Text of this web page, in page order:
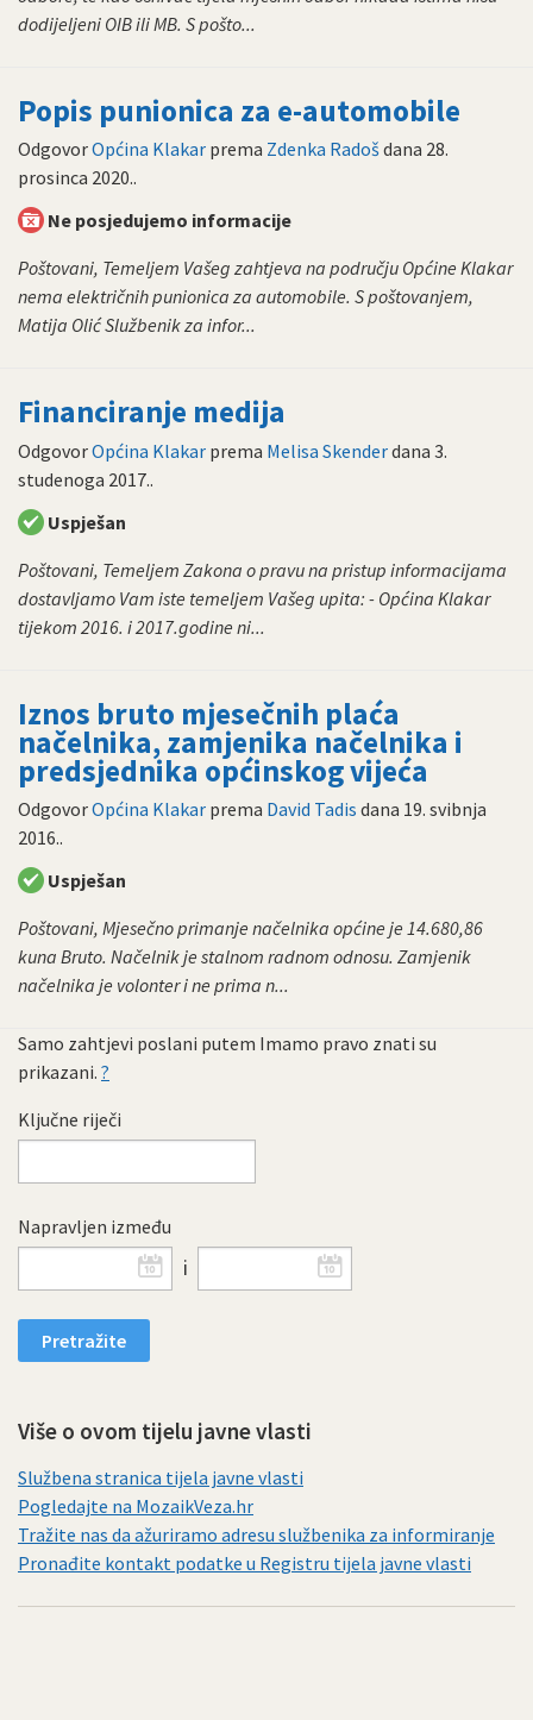
dodijeljeni OIB ili MB. S pošto...
Popis punionica za e-automobile
OdgovorOpćina Klakar prema Zdenka Radošdana 28.
prosinca 2020..
Ne posjedujemo informacije
Poštovani, Temeljem Vašeg zahtjeva na području Općine Klakar
nema električnih punionica za automobile. S poštovanjem,
Matija Olić Službenik za infor...
Financiranje medija
OdgovorOpćina Klakar prema Melisa Skenderdana 3.
studenoga 2017..
Uspješan
Poštovani, Temeljem Zakona o pravu na pristup informacijama
dostavljamo Vam iste temeljem Vašeg upita: - Općina Klakar
tijekom 2016. i 2017.godine ni...
Iznos bruto mjesečnih plaća
načelnika, zamjenika načelnika i
predsjednika općinskog vijeća
OdgovorOpćina Klakar prema David Tadis dana 19. svibnja
2016..
Uspješan
Poštovani, Mjesečno primanje načelnika općine je 14.680,86
kuna Bruto. Načelnik je stalnom radnom odnosu. Zamjenik
načelnika je volonter i ne prima n...
Samo zahtjevi poslani putem Imamo pravo znati su
prikazani. ?
Ključne riječi
Napravljen između
i
Više o ovom tijelu javne vlasti
Službena stranica tijela javne vlasti
Pogledajte na MozaikVeza.hr
Tražite nas da ažuriramo adresu službenika za informiranje
Pronađite kontakt podatke u Registru tijela javne vlasti